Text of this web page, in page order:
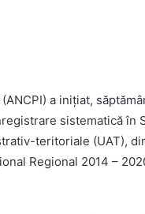
a inițiat,
sistematică în
teritoriale (UAT),
Regional 2014 –